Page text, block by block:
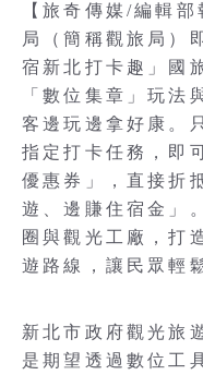
【旅奇傳媒/編輯
局（簡稱觀旅局）
宿新北打卡趣」國
「數位集章」玩法
客邊玩邊拿好康。
指定打卡任務，即
優惠券」，直接折
遊、邊賺住宿金」
圈與觀光工廠，打
遊路線，讓民眾輕
新北市政府觀光旅
是期望透過數位工